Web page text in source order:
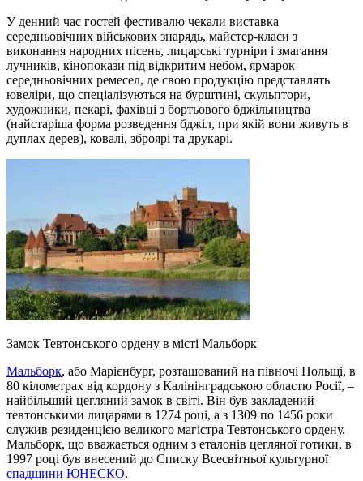
У денний час гостей фестивалю чекали виставка
середньовічних військових знарядь, майстер-класи з
виконання народних пісень, лицарські турніри і змагання
лучників, кінопокази під відкритим небом, ярмарок
середньовічних ремесел, де свою продукцію представлять
ювеліри, що спеціалізуються на бурштині, скульптори,
художники, пекарі, фахівці з бортьового бджільництва
(найстаріша форма розведення бджіл, при якій вони живуть в
дуплах дерев), ковалі, зброярі та друкарі.
Замок Тевтонського ордену в місті Мальборк
Мальборк, або Марієнбург, розташований на півночі Польщі, в
80 кілометрах від кордону з Калінінградською областю Росії, –
найбільший цегляний замок в світі. Він був закладений
тевтонськими лицарями в 1274 році, а з 1309 по 1456 роки
служив резиденцією великого магістра Тевтонського ордену.
Мальборк, що вважається одним з еталонів цегляної готики, в
1997 році був внесений до Списку Всесвітньої культурної
спадщини ЮНЕСКО.